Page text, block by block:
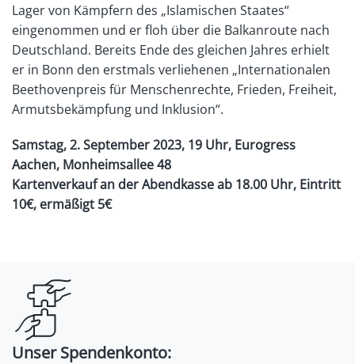
Lager von Kämpfern des „Islamischen Staates“
eingenommen und er floh über die Balkanroute nach
Deutschland. Bereits Ende des gleichen Jahres erhielt
er in Bonn den erstmals verliehenen „Internationalen
Beethovenpreis für Menschenrechte, Frieden, Freiheit,
Armutsbekämpfung und Inklusion“.
Samstag, 2. September 2023, 19 Uhr, Eurogress
Aachen, Monheimsallee 48
Kartenverkauf an der Abendkasse ab 18.00 Uhr, Eintritt
10€, ermäßigt 5€
Unser Spendenkonto: